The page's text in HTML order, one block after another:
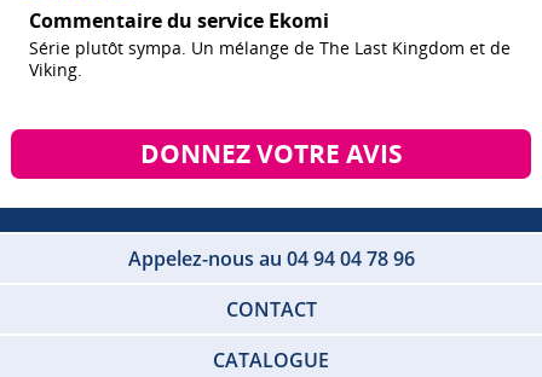
Commentaire du service Ekomi
Série plutôt sympa. Un mélange de The Last Kingdom et de
Viking.
DONNEZ VOTRE AVIS
Appelez-nous au 04 94 04 78 96
CONTACT
CATALOGUE